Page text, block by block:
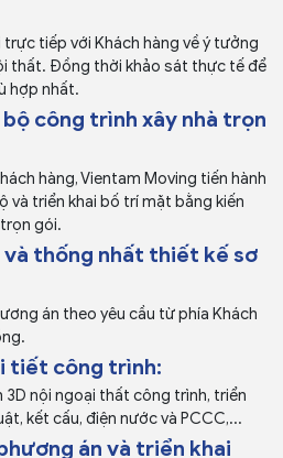
Thi Công Nội thất Căn
hộ chung cư
Thi Công nội thất Văn
tiếp với Khách hàng về ý tưởng
thất. Đồng thời khảo sát thực tế để
hợp nhất.
công trình xây nhà trọn
hàng, Vientam Moving tiến hành
và triển khai bố trí mặt bằng kiến
gói.
và thống nhất thiết kế sơ
án theo yêu cầu từ phía Khách
tiết công trình:
3D nội ngoại thất công trình, triển
kết cấu, điện nước và PCCC,...
án và triển khai